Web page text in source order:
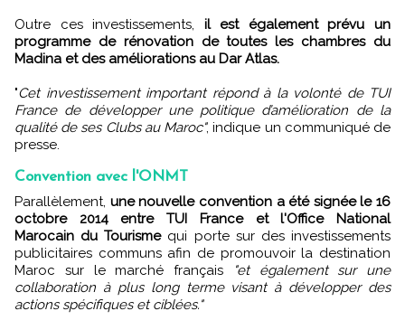
Outre ces investissements, il est également prévu un
programme de rénovation de toutes les chambres du
Madina et des améliorations au Dar Atlas.
"Cet investissement important répond à la volonté de TUI
France de développer une politique d’amélioration de la
qualité de ses Clubs au Maroc", indique un communiqué de
presse.
Convention avec l'ONMT
Parallèlement, une nouvelle convention a été signée le 16
octobre 2014 entre TUI France et l'Office National
Marocain du Tourismequi porte sur des investissements
publicitaires communs afin de promouvoir la destination
Maroc sur le marché français
"et également sur une
collaboration à plus long terme visant à développer des
actions spécifiques et ciblées."